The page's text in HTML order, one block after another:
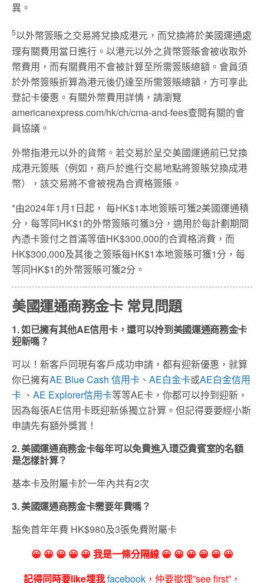
異。
5以外幣簽賬之交易將兌換成港元，而兌換將於美國運通處
理有關費用當日進行。以港元以外之貨幣簽賬會被收取外
幣費用，而有關費用不會被計算至所需簽賬總額。會員須
於外幣簽賬折算為港元後仍達至所需簽賬總額，方可享此
登記卡優惠。有關外幣費用詳情，請瀏覽
americanexpress.com/hk/ch/cma-and-fees查閱有關的會
員協議。
外幣指港元以外的貨幣。若交易於呈交美國運通前已兌換
成港元簽賬（例如，商戶於進行交易地點將簽賬兌換成港
幣），該交易將不會被視為合資格簽賬。
*由2024年1月1日起， 每HK$1本地簽賬可獲2美國運通積
分，每等同HK$1的外幣簽賬可獲3分，適用於每計劃期間
內憑卡簽付之首滿等值HK$300,000的合資格消費，而
HK$300,000及其後之簽賬每HK$1本地簽賬可獲1分，每
等同HK$1的外幣簽賬可獲2分。
美國運通商務金卡 常見問題
1. 如已擁有其他AE信用卡，還可以拎到美國運通商務金卡
迎新嗎？
可以！新客戶同現有客戶成功申請，都有迎新優惠，就算
你已擁有AE Blue Cash 信用卡 、 AE白金卡或AE白金信用
卡 、 AE Explorer信用卡等等AE卡，你都可以拎到迎新，
因為每張AE信用卡既迎新係獨立計算。但記得要要經小斯
申請先有額外獎賞！
2. 美國運通商務金卡每年可以免費進入環亞貴賓室的名額
是怎樣計算？
基本卡及附屬卡於一年內共有2次
3. 美國運通商務金卡需要年費嗎？
豁免首年年費 HK$980及3張免費附屬卡
😀 😀 😀 😀 😀 我是一條分隔線 😀 😀 😀 😀 😀 😀
記得同時要like埋我facebook ，仲要撳埋”see first”，